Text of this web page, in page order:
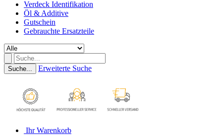
Verdeck Identifikation
Öl & Additive
Gutschein
Gebrauchte Ersatzteile
Suche... Erweiterte Suche
Ihr Warenkorb